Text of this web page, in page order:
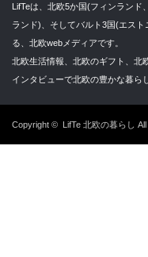
LifTeは、北欧5か国(フィンランド
ランド)、そしてバルト3国(エス
る、北欧webメディアです。
北欧生活情報、北欧のギフト、北
インタビューで北欧の豊かな暮ら
Copyright © LifTe 北欧の暮らし